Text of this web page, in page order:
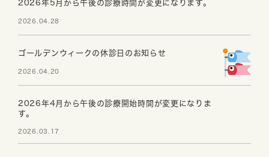
2026年5月から午後の診療時間が変更になります。
2026.04.28
ゴールデンウィークの休診日のお知らせ
2026.04.20
2026年4月から午後の診療開始時間が変更になりま
す。
2026.03.17